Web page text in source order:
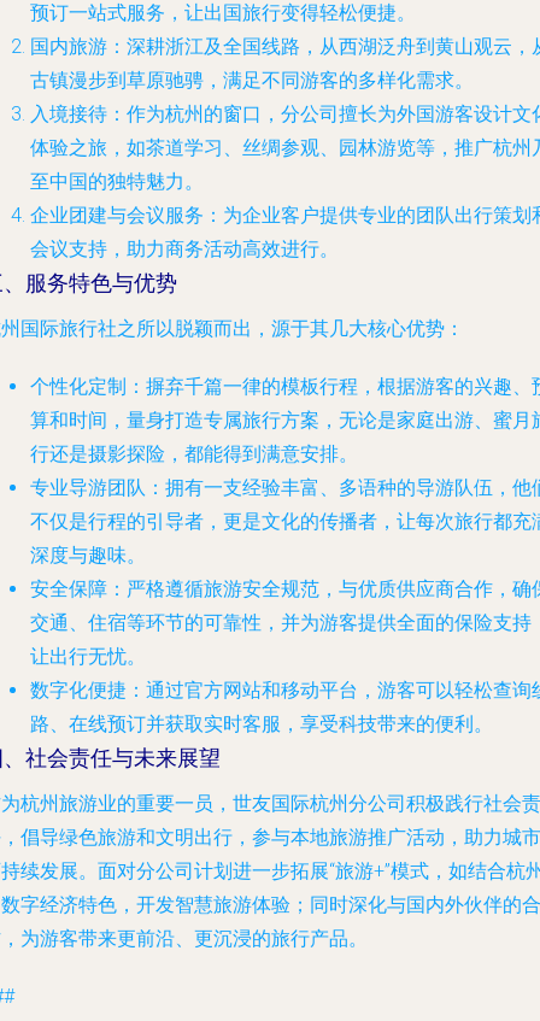
预订一站式服务，让出国旅行变得轻松便捷。
国内旅游 ：深耕浙江及全国线路，从西湖泛舟到黄山观云，
古镇漫步到草原驰骋，满足不同游客的多样化需求。
入境接待 ：作为杭州的窗口，分公司擅长为外国游客设计文
体验之旅，如茶道学习、丝绸参观、园林游览等，推广杭州
至中国的独特魅力。
企业团建与会议服务 ：为企业客户提供专业的团队出行策划
会议支持，助力商务活动高效进行。
服务特色与优势
国际旅行社之所以脱颖而出，源于其几大核心优势：
个性化定制 ：摒弃千篇一律的模板行程，根据游客的兴趣、
算和时间，量身打造专属旅行方案，无论是家庭出游、蜜月
行还是摄影探险，都能得到满意安排。
专业导游团队 ：拥有一支经验丰富、多语种的导游队伍，他
不仅是行程的引导者，更是文化的传播者，让每次旅行都充
深度与趣味。
安全保障 ：严格遵循旅游安全规范，与优质供应商合作，确
交通、住宿等环节的可靠性，并为游客提供全面的保险支持
让出行无忧。
数字化便捷 ：通过官方网站和移动平台，游客可以轻松查询
路、在线预订并获取实时客服，享受科技带来的便利。
社会责任与未来展望
杭州旅游业的重要一员，世友国际杭州分公司积极践行社会责
倡导绿色旅游和文明出行，参与本地旅游推广活动，助力城市
续发展。面对分公司计划进一步拓展“旅游+”模式，如结合杭
字经济特色，开发智慧旅游体验；同时深化与国内外伙伴的合
为游客带来更前沿、更沉浸的旅行产品。